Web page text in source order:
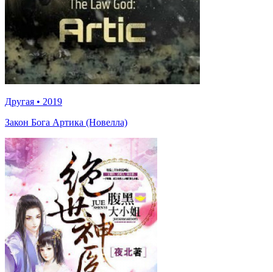
Другая • 2019
Закон Бога Артика (Новелла)